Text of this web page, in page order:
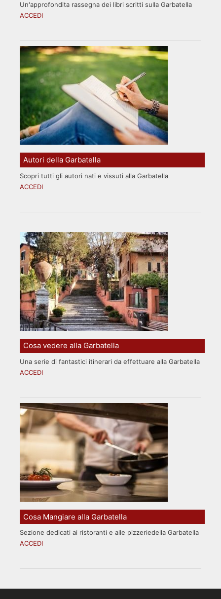
Un'approfondita rassegna dei libri scritti sulla Garbatella
ACCEDI
Autori della Garbatella
Scopri tutti gli autori nati e vissuti alla Garbatella
ACCEDI
Cosa vedere alla Garbatella
Una serie di fantastici itinerari da effettuare alla Garbatella
ACCEDI
Cosa Mangiare alla Garbatella
Sezione dedicati ai ristoranti e alle pizzeriedella Garbatella
ACCEDI